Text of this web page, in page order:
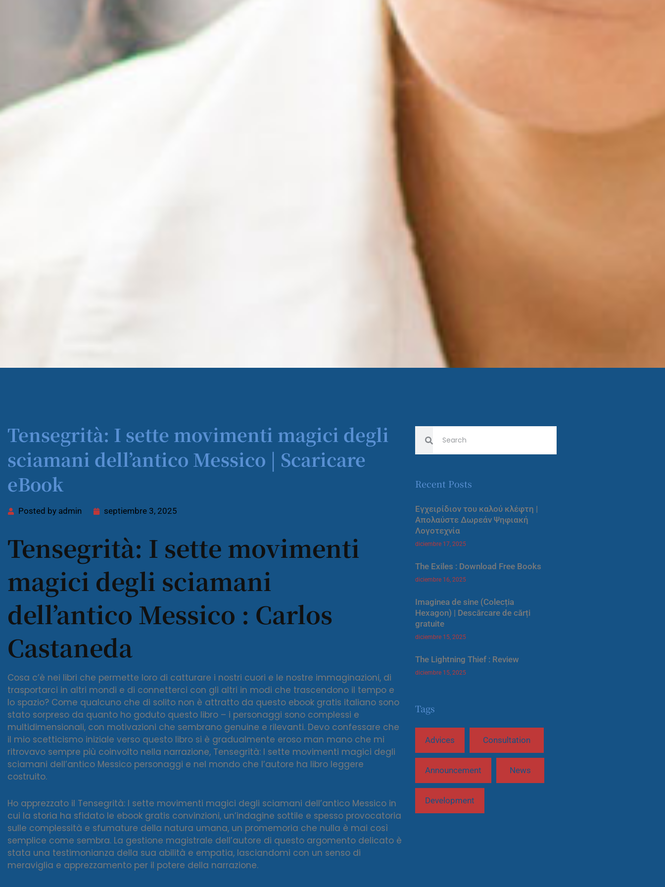
Tensegrità: I sette movimenti magici degli
sciamani dell’antico Messico | Scaricare
eBook
Posted by admin septiembre 3, 2025
Tensegrità: I sette movimenti
magici degli sciamani
dell’antico Messico : Carlos
Castaneda
Cosa c’è nei libri che permette loro di catturare i nostri cuori e le nostre immaginazioni, di
trasportarci in altri mondi e di connetterci con gli altri in modi che trascendono il tempo e
lo spazio? Come qualcuno che di solito non è attratto da questo ebook gratis italiano sono
stato sorpreso da quanto ho goduto questo libro – i personaggi sono complessi e
multidimensionali, con motivazioni che sembrano genuine e rilevanti. Devo confessare che
il mio scetticismo iniziale verso questo libro si è gradualmente eroso man mano che mi
ritrovavo sempre più coinvolto nella narrazione, Tensegrità: I sette movimenti magici degli
sciamani dell’antico Messico personaggi e nel mondo che l’autore ha libro leggere
costruito.
Ho apprezzato il Tensegrità: I sette movimenti magici degli sciamani dell’antico Messico in
cui la storia ha sfidato le ebook gratis convinzioni, un’indagine sottile e spesso provocatoria
sulle complessità e sfumature della natura umana, un promemoria che nulla è mai così
semplice come sembra. La gestione magistrale dell’autore di questo argomento delicato è
stata una testimonianza della sua abilità e empatia, lasciandomi con un senso di
meraviglia e apprezzamento per il potere della narrazione.
Recent Posts
Εγχειρίδιον του καλού κλέφτη |
Απολαύστε Δωρεάν Ψηφιακή
Λογοτεχνία
diciembre 17, 2025
The Exiles : Download Free Books
diciembre 16, 2025
Imaginea de sine (Colecția
Hexagon) | Descărcare de cărți
gratuite
diciembre 15, 2025
The Lightning Thief : Review
diciembre 15, 2025
Tags
Advices Consultation
Announcement News
Development